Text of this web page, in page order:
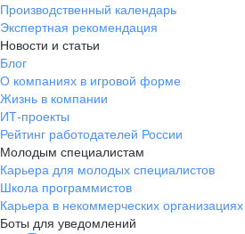
Производственный календарь
Экспертная рекомендация
Новости и статьи
Блог
О компаниях в игровой форме
Жизнь в компании
ИТ-проекты
Рейтинг работодателей России
Молодым специалистам
Карьера для молодых специалистов
Школа программистов
Карьера в некоммерческих организациях
Боты для уведомлений